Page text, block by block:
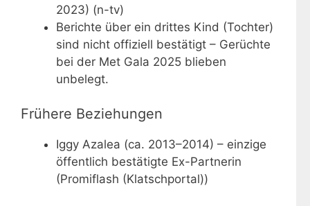
2023) (n-tv)
Berichte über ein drittes Kind (Tochter)
sind nicht offiziell bestätigt – Gerüchte
bei der Met Gala 2025 blieben
unbelegt.
Frühere Beziehungen
Iggy Azalea (ca. 2013–2014) – einzige
öffentlich bestätigte Ex-Partnerin
(Promiflash (Klatschportal))